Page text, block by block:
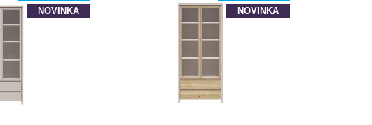
NOVINKA
NOVINKA